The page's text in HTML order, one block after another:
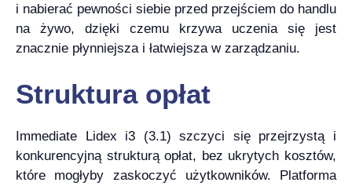
i nabierać pewności siebie przed przejściem do handlu
na żywo, dzięki czemu krzywa uczenia się jest
znacznie płynniejsza i łatwiejsza w zarządzaniu.
Struktura opłat
Immediate Lidex i3 (3.1) szczyci się przejrzystą i
konkurencyjną strukturą opłat, bez ukrytych kosztów,
które mogłyby zaskoczyć użytkowników. Platforma